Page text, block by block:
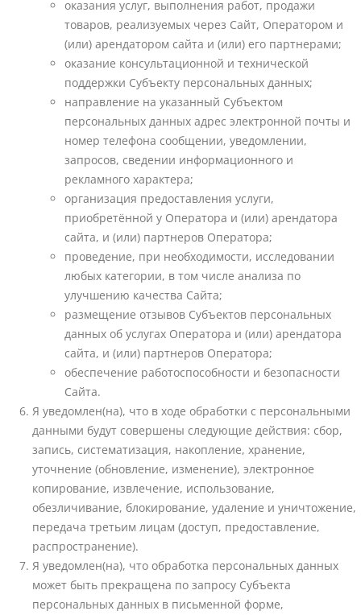
оказания услуг, выполнения работ, продажи
товаров, реализуемых через Сайт, Оператором и
(или) арендатором сайта и (или) его партнерами;
оказание консультационной и технической
поддержки Субъекту персональных данных;
направление на указанный Субъектом
персональных данных адрес электронной почты и
номер телефона сообщении, уведомлении,
запросов, сведении информационного и
рекламного характера;
организация предоставления услуги,
приобретённой у Оператора и (или) арендатора
сайта, и (или) партнеров Оператора;
проведение, при необходимости, исследовании
любых категории, в том числе анализа по
улучшению качества Сайта;
размещение отзывов Субъектов персональных
данных об услугах Оператора и (или) арендатора
сайта, и (или) партнеров Оператора;
обеспечение работоспособности и безопасности
Сайта.
Я уведомлен(на), что в ходе обработки с персональными
данными будут совершены следующие действия: сбор,
запись, систематизация, накопление, хранение,
уточнение (обновление, изменение), электронное
копирование, извлечение, использование,
обезличивание, блокирование, удаление и уничтожение,
передача третьим лицам (доступ, предоставление,
распространение).
Я уведомлен(на), что обработка персональных данных
может быть прекращена по запросу Субъекта
персональных данных в письменной форме,